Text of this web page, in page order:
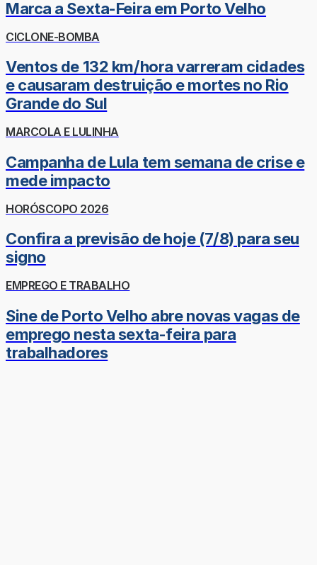
Marca a Sexta-Feira em Porto Velho
CICLONE-BOMBA
Ventos de 132 km/hora varreram cidades
e causaram destruição e mortes no Rio
Grande do Sul
MARCOLA E LULINHA
Campanha de Lula tem semana de crise e
mede impacto
HORÓSCOPO 2026
Confira a previsão de hoje (7/8) para seu
signo
EMPREGO E TRABALHO
Sine de Porto Velho abre novas vagas de
emprego nesta sexta-feira para
trabalhadores